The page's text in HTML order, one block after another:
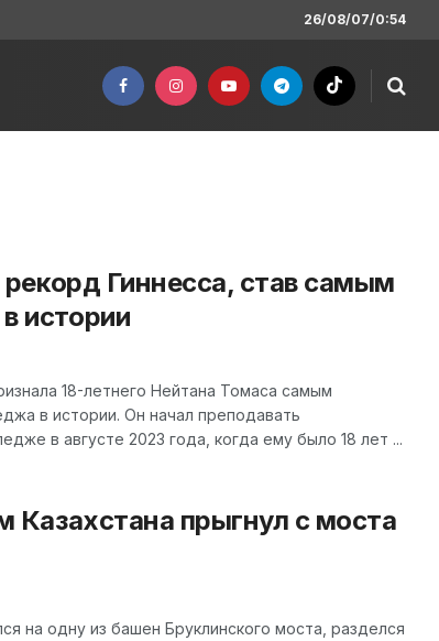
26/08/07/0:54
Гиннесса, став самым
истории
18-летнего Нейтана Томаса самым
в истории. Он начал преподавать
в августе 2023 года, когда ему было 18 лет ...
Казахстана прыгнул с моста
на одну из башен Бруклинского моста, разделся